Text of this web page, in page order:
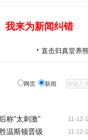
我来为新闻纠错
直击归真堂养
网页 新闻
11-12-
称"太刺激"
11-12-
温斯顿晋级